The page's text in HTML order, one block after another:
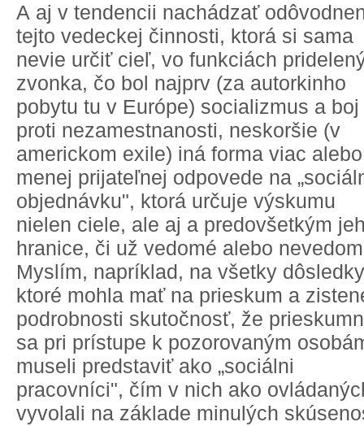
A aj v tendencii nachádzať
tejto vedeckej činnosti, ktorá si sama
nevie určiť cieľ, vo funkciách
zvonka, čo bol najprv (za autorkinho
pobytu tu v Európe) socializmus a boj
proti nezamestnanosti, neskoršie (v
americkom exile) iná forma viac alebo
menej prijateľnej odpovede na
objednávku", ktorá určuje výskumu
nielen ciele, ale aj a predovšetkým
hranice, či už vedomé alebo
Myslím, napríklad, na všetky
ktoré mohla mať na prieskum a
podrobnosti skutočnosť, že
sa pri prístupe k pozorovaným
museli predstaviť ako „sociálni
pracovníci", čím v nich ako
vyvolali na základe minulých